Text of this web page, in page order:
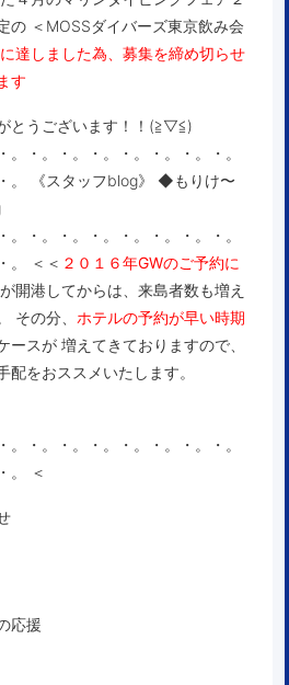
の ＜MOSSダイバーズ東京飲み会
達しました為、募集を締め切らせ
す
とうございます！！(≧▽≦)
。・。・。・。・。・。・。・。
。 《スタッフblog》 ◆もりけ〜
。・。・。・。・。・。・。・。
。 ＜＜ ２０１６年GWのご予約に
開港してからは、来島者数も増え
その分、 ホテルの予約が早い時期
ースが 増えてきておりますので、
をおススメいたします。
。・。・。・。・。・。・。・。
。 ＜
応援